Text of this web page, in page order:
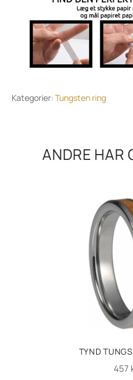
Kategorier: Tungsten ring
ANDRE HAR
TYND
457